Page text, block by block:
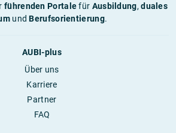
führenden Portalefür Ausbildung,duales
undBerufsorientierung.
AUBI-plus
Über uns
Karriere
Partner
FAQ